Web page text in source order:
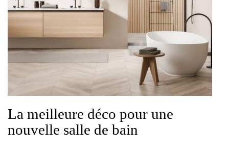
La meilleure déco pour une
nouvelle salle de bain